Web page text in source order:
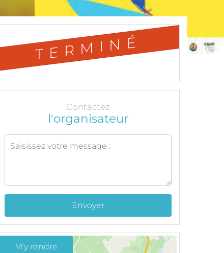
TERMINÉ
Contactez
l'organisateur
Envoyer
M'y rendre